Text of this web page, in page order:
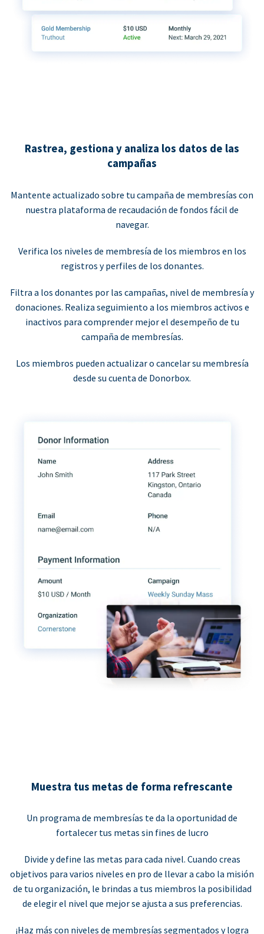
Rastrea, gestiona y analiza los datos de las
campañas
Mantente actualizado sobre tu campaña de membresías con
nuestra plataforma de recaudación de fondos fácil de
navegar.
Verifica los niveles de membresía de los miembros en los
registros y perfiles de los donantes.
Filtra a los donantes por las campañas, nivel de membresía y
donaciones. Realiza seguimiento a los miembros activos e
inactivos para comprender mejor el desempeño de tu
campaña de membresías.
Los miembros pueden actualizar o cancelar su membresía
desde su cuenta de Donorbox.
Muestra tus metas de forma refrescante
Un programa de membresías te da la oportunidad de
fortalecer tus metas sin fines de lucro
Divide y define las metas para cada nivel. Cuando creas
objetivos para varios niveles en pro de llevar a cabo la misión
de tu organización, le brindas a tus miembros la posibilidad
de elegir el nivel que mejor se ajusta a sus preferencias.
¡Haz más con niveles de membresías segmentados y logra